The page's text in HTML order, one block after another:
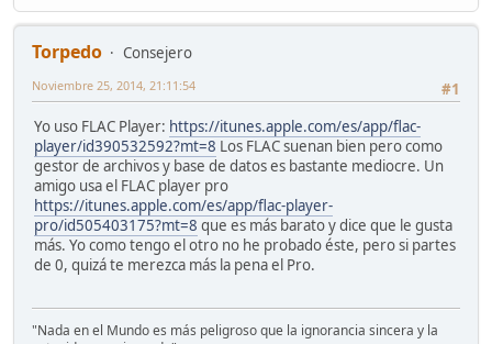
Torpedo
Consejero
#1
Noviembre 25, 2014, 21:11:54
Yo uso FLAC Player: https://itunes.apple.com/es/app/flac-
player/id390532592?mt=8 Los FLAC suenan bien pero como
gestor de archivos y base de datos es bastante mediocre. Un
amigo usa el FLAC player pro
https://itunes.apple.com/es/app/flac-player-
pro/id505403175?mt=8 que es más barato y dice que le gusta
más. Yo como tengo el otro no he probado éste, pero si partes
de 0, quizá te merezca más la pena el Pro.
"Nada en el Mundo es más peligroso que la ignorancia sincera y la